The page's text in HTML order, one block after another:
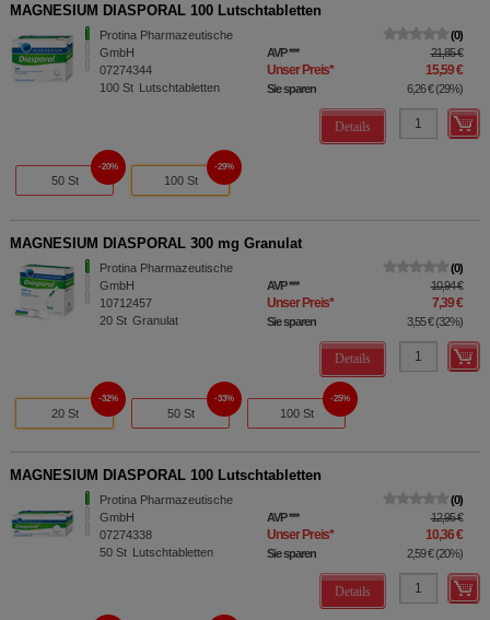
MAGNESIUM DIASPORAL 100 Lutschtabletten
Protina Pharmazeutische
GmbH
07274344
100 St Lutschtabletten
0
AVP*** 21,85 €
Unser Preis* 15,59 €
Sie sparen 6,26 €(29%)
Details
50 St
20%
100 St
29%
MAGNESIUM DIASPORAL 300 mg Granulat
Protina Pharmazeutische
GmbH
10712457
20 St Granulat
0
AVP*** 10,94 €
Unser Preis* 7,39 €
Sie sparen 3,55 €(32%)
Details
20 St
32%
50 St
33%
100 St
25%
MAGNESIUM DIASPORAL 100 Lutschtabletten
Protina Pharmazeutische
GmbH
07274338
50 St Lutschtabletten
0
AVP*** 12,95 €
Unser Preis* 10,36 €
Sie sparen 2,59 €(20%)
Details